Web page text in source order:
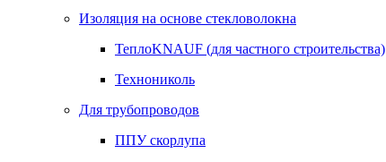
Изоляция на основе стекловолокна
ТеплоKNAUF (для частного строительства)
Технониколь
Для трубопроводов
ППУ скорлупа